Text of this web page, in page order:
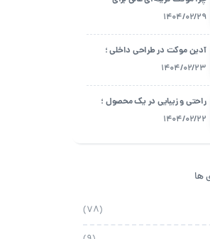
اتاق‌های کودک است؟
1404/02/29
آدین موکت در طراحی داخلی ؛
چگونه از آن استفاده کنیم؟
1404/02/23
راحتی و زیبایی در یک محصول ؛
آدین موکت
1404/02/22
ها
(78)